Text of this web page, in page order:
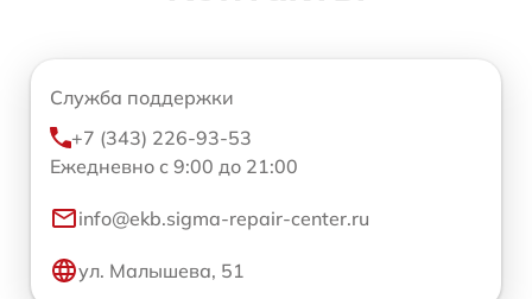
Служба поддержки
+7 (343) 226-93-53
Ежедневно с 9:00 до 21:00
info@ekb.sigma-repair-center.ru
ул. Малышева, 51